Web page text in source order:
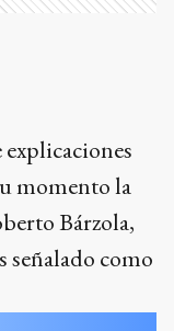
momento la
Bárzola,
señalado como